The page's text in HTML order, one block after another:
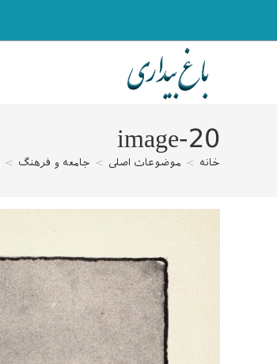
image-20
خانه > موضوعات اصلی > جامعه و فرهنگ >